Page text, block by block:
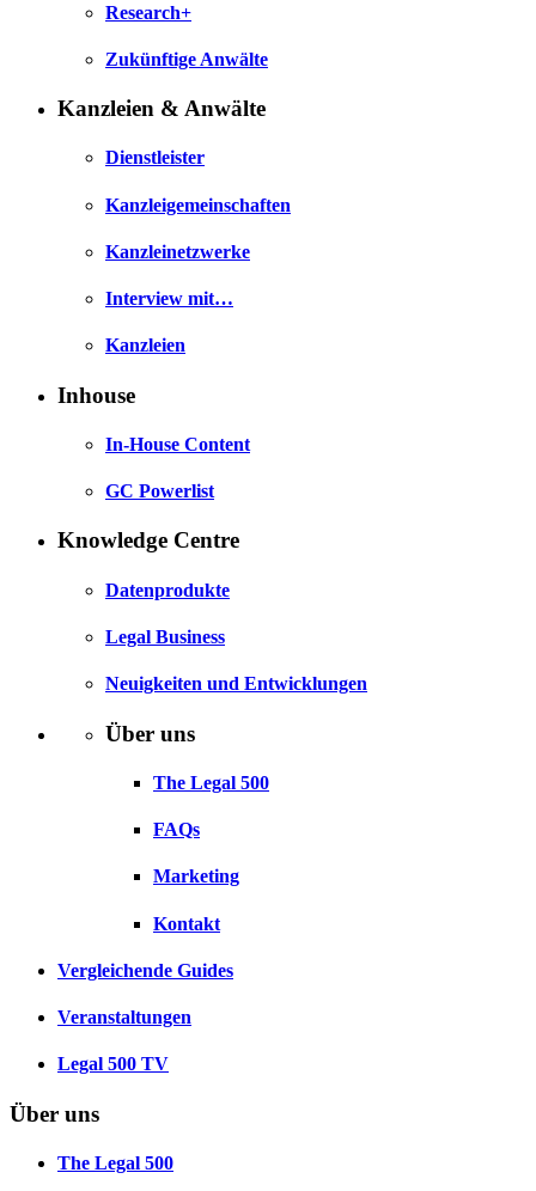
Research+
Zukünftige Anwälte
Kanzleien & Anwälte
Dienstleister
Kanzleigemeinschaften
Kanzleinetzwerke
Interview mit…
Kanzleien
Inhouse
In-House Content
GC Powerlist
Knowledge Centre
Datenprodukte
Legal Business
Neuigkeiten und Entwicklungen
Über uns
The Legal 500
FAQs
Marketing
Kontakt
Vergleichende Guides
Veranstaltungen
Legal 500 TV
Über uns
The Legal 500